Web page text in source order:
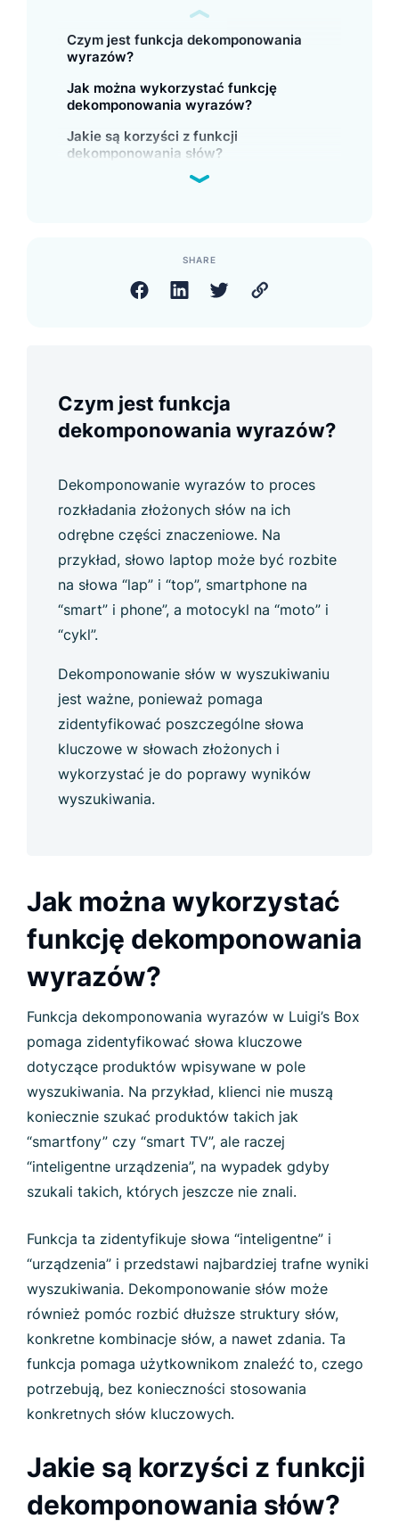
Czym jest funkcja dekomponowania
wyrazów?
Jak można wykorzystać funkcję
dekomponowania wyrazów?
Jakie są korzyści z funkcji
dekomponowania słów?
SHARE
Czym jest funkcja
dekomponowania wyrazów?
Dekomponowanie wyrazów to proces
rozkładania złożonych słów na ich
odrębne części znaczeniowe. Na
przykład, słowo laptop może być rozbite
na słowa “lap” i “top”, smartphone na
“smart” i phone”, a motocykl na “moto” i
“cykl”.
Dekomponowanie słów w wyszukiwaniu
jest ważne, ponieważ pomaga
zidentyfikować poszczególne słowa
kluczowe w słowach złożonych i
wykorzystać je do poprawy wyników
wyszukiwania.
Jak można wykorzystać
funkcję dekomponowania
wyrazów?
Funkcja dekomponowania wyrazów w Luigi’s Box
pomaga zidentyfikować słowa kluczowe
dotyczące produktów wpisywane w pole
wyszukiwania. Na przykład, klienci nie muszą
koniecznie szukać produktów takich jak
“smartfony” czy “smart TV”, ale raczej
“inteligentne urządzenia”, na wypadek gdyby
szukali takich, których jeszcze nie znali.
Funkcja ta zidentyfikuje słowa “inteligentne” i
“urządzenia” i przedstawi najbardziej trafne wyniki
wyszukiwania. Dekomponowanie słów może
również pomóc rozbić dłuższe struktury słów,
konkretne kombinacje słów, a nawet zdania. Ta
funkcja pomaga użytkownikom znaleźć to, czego
potrzebują, bez konieczności stosowania
konkretnych słów kluczowych.
Jakie są korzyści z funkcji
dekomponowania słów?